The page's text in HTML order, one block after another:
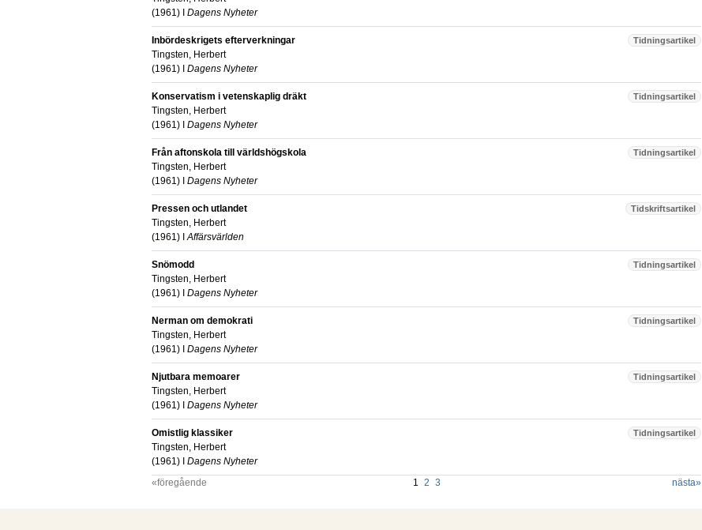
(1961) I Dagens Nyheter
Tidningsartikel
Inbördeskrigets efterverkningar
Tingsten, Herbert
(1961) I Dagens Nyheter
Tidningsartikel
Konservatism i vetenskaplig dräkt
Tingsten, Herbert
(1961) I Dagens Nyheter
Tidningsartikel
Från aftonskola till världshögskola
Tingsten, Herbert
(1961) I Dagens Nyheter
Tidskriftsartikel
Pressen och utlandet
Tingsten, Herbert
(1961) IAffärsvärlden
Tidningsartikel
Snömodd
Tingsten, Herbert
(1961) I Dagens Nyheter
Tidningsartikel
Nerman om demokrati
Tingsten, Herbert
(1961) I Dagens Nyheter
Tidningsartikel
Njutbara memoarer
Tingsten, Herbert
(1961) I Dagens Nyheter
Tidningsartikel
Omistlig klassiker
Tingsten, Herbert
(1961) I Dagens Nyheter
«föregående
1 2 3 nästa»